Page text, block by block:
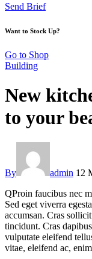
Send Brief
Want to Stock Up?
Go to Shop
Building
New
to your
By admin 12
QProin faucibus nec
Sed eget viverra
accumsan. Cras
tincidunt. Cras
vulputate eleifend
vitae, eleifend ac,